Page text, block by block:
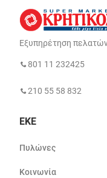
Εξυπηρέτηση
801 11 232425
210 55 58 832
ΕΚΕ
Πυλώνες
Κοινωνία